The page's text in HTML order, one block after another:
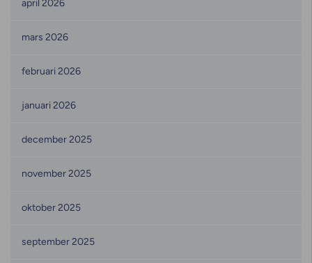
april 2026
mars 2026
februari 2026
januari 2026
december 2025
november 2025
oktober 2025
september 2025